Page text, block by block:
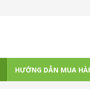
HƯỚNG DẪN MUA